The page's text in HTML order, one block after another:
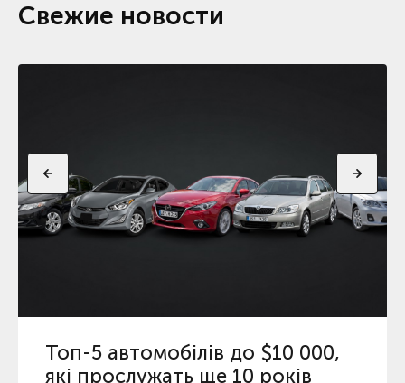
Свежие новости
Топ-5 автомобілів до $10 000,
які прослужать ще 10 років